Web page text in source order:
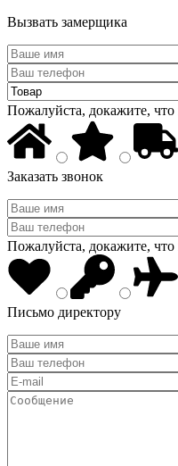
Вызвать замерщика
Пожалуйста, докажите,
Заказать звонок
Пожалуйста, докажите,
Письмо директору